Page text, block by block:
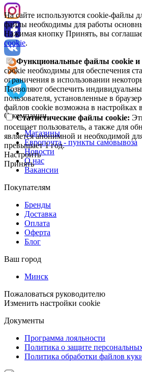
На сайте используются cookie-файлы
файлы необходимы для работы
Нажимая кнопку Принять, вы
cookie.
Функциональные файлы cookie и
cookie необходимы для обеспечения
ограничения в использовании
Позволяют обеспечить
пользователя, установленные в
файлов cookie возможна в настройках
Статистические файлы cookie:
посещает пользователь, а также для
является анонимной и необходимой
превышает 1 год.
Настроить
Принять
О компании
Магазины
Европочта - пункты самовывоза
Новости
О нас
Вакансии
Покупателям
Бренды
Доставка
Оплата
Оферта
Блог
Ваш город
Минск
Пожаловаться руководителю
Изменить настройки cookie
Документы
Программа лояльности
Политика о защите
Политика обработки файлов